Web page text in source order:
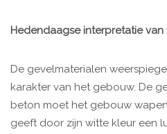
Hedendaagse interpretatie van
De gevelmaterialen
karakter van het gebouw. De
beton moet het gebouw
geeft door zijn witte kleur een